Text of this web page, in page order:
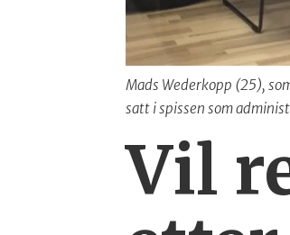
Mads Wederkopp (25),
satt i spissen som
Vil